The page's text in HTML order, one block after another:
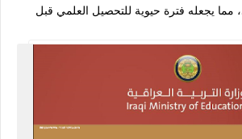
مما يجعله فترة حيوية للتحصيل العلمي قبل